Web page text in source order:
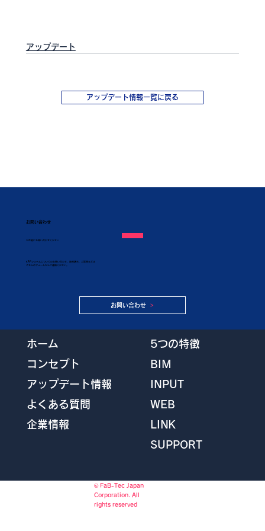
アップデート情報一覧に戻る
お問い合わせ
​お気軽にお問い合わせください
お問い合わせ
KAPシステムについてのお問い合わせ、資料請求、ご質問などは
こちらのフォームからご連絡ください。
アップデート
ホーム
コンセプト
アップデート情報
よくある質問
企業情報
5つの特徴
BIM
INPUT
WEB
LINK
SUPPORT
© FaB-Tec Japan
Corporation. All
rights reserved